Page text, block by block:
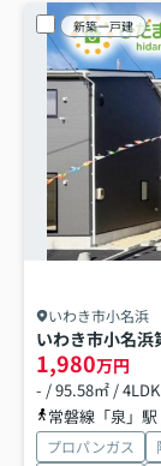
新築一戸建
いわき市小名浜
いわき市小名
1,980万円
- / 95.58㎡ /
常磐線「泉」
プロパンガス